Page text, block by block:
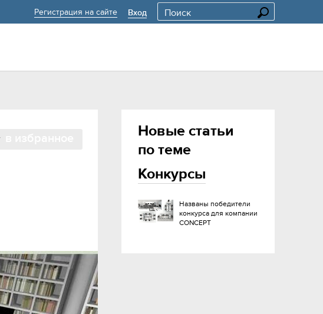
Регистрация на сайте Вход
Новые статьи
по теме
Конкурсы
Названы победители
конкурса для компании
CONCEPT